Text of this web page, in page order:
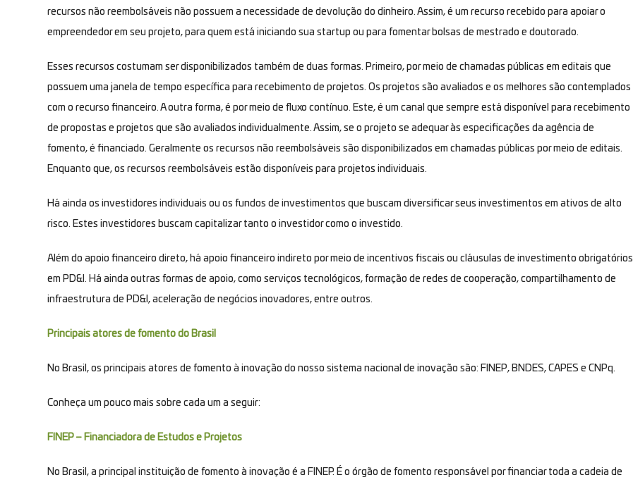
recursos não reembolsáveis não possuem a necessidade de devolução do dinheiro. Assim, é um recurso recebido para apoiar o
empreendedor em seu projeto, para quem está iniciando sua startup ou para fomentar bolsas de mestrado e doutorado.
Esses recursos costumam ser disponibilizados também de duas formas. Primeiro, por meio de chamadas públicas em editais que
possuem uma janela de tempo específica para recebimento de projetos. Os projetos são avaliados e os melhores são contemplados
com o recurso financeiro. A outra forma, é por meio de fluxo contínuo. Este, é um canal que sempre está disponível para recebimento
de propostas e projetos que são avaliados individualmente. Assim, se o projeto se adequar às especificações da agência de
fomento, é financiado. Geralmente os recursos não reembolsáveis são disponibilizados em chamadas públicas por meio de editais.
Enquanto que, os recursos reembolsáveis estão disponíveis para projetos individuais.
Há ainda os investidores individuais ou os fundos de investimentos que buscam diversificar seus investimentos em ativos de alto
risco. Estes investidores buscam capitalizar tanto o investidor como o investido.
Além do apoio financeiro direto, há apoio financeiro indireto por meio de incentivos fiscais ou cláusulas de investimento obrigatórios
em PD&I. Há ainda outras formas de apoio, como serviços tecnológicos, formação de redes de cooperação, compartilhamento de
infraestrutura de PD&I, aceleração de negócios inovadores, entre outros.
Principais atores de fomento do Brasil
No Brasil, os principais atores de fomento à inovação do nosso sistema nacional de inovação são: FINEP, BNDES, CAPES e CNPq.
Conheça um pouco mais sobre cada um a seguir:
FINEP – Financiadora de Estudos e Projetos
No Brasil, a principal instituição de fomento à inovação é a FINEP. É o órgão de fomento responsável por financiar toda a cadeia de